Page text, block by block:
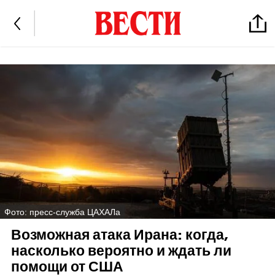
Фото: пресс-служба ЦАХАЛа
Возможная атака Ирана: когда,
насколько вероятно и ждать ли
помощи от США